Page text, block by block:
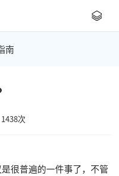
南
次
很普遍的一件事了，不管